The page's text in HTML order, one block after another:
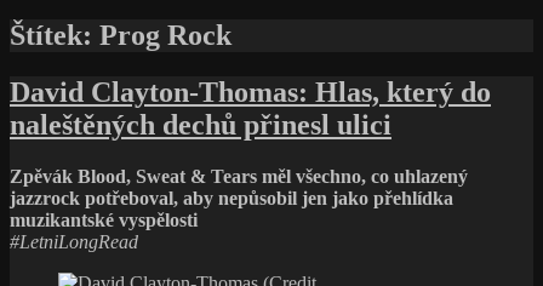
Štítek: Prog Rock
David Clayton-Thomas: Hlas, který do
naleštěných dechů přinesl ulici
Zpěvák Blood, Sweat & Tears měl všechno, co uhlazený
jazzrock potřeboval, aby nepůsobil jen jako přehlídka
muzikantské vyspělosti
#LetniLongRead